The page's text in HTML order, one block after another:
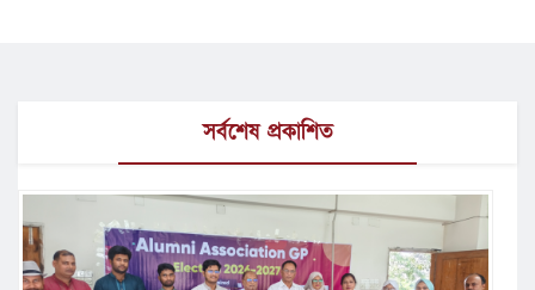
সর্বশেষ প্রকাশিত